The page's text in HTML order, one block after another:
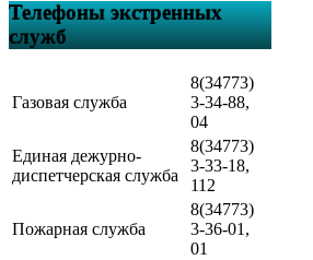
Телефоны экстренных
служб
Газовая служба
8(34773)
3-34-88,
04
Единая дежурно-
диспетчерская служба
8(34773)
3-33-18,
112
Пожарная служба
8(34773)
3-36-01,
01